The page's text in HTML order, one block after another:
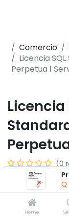
Q
Home
Comercio
Licencia
Perpetua 1
Licencia
(0
-Tipo: Licencia
-Edición:
-Requiere
-Permite